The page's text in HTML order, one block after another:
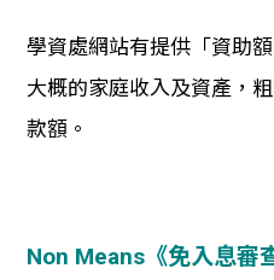
學資處網站有提供「 資助
大概的家庭收入及資產，
款額。
Non Means《免入息審